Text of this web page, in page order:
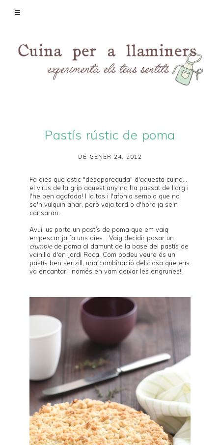
Pastís rústic de poma
DE GENER 24, 2012
Fa dies que estic "desapareguda" d'aquesta cuina...
el virus de la grip aquest any no ha passat de llarg i
l'he ben agafada! I la tos i l'afonia sembla que no
se'n vulguin anar, però vaja tard o d'hora ja se'n
cansaran.
Avui, us porto un pastís de poma que em vaig
empescar ja fa uns dies... Vaig decidir posar un
crumblede poma al damunt de la base del pastís de
vainilla d'en Jordi Roca . Com podeu veure és un
pastís ben senzill, una combinació deliciosa que ens
va encantar i només en vam deixar les engrunes!!